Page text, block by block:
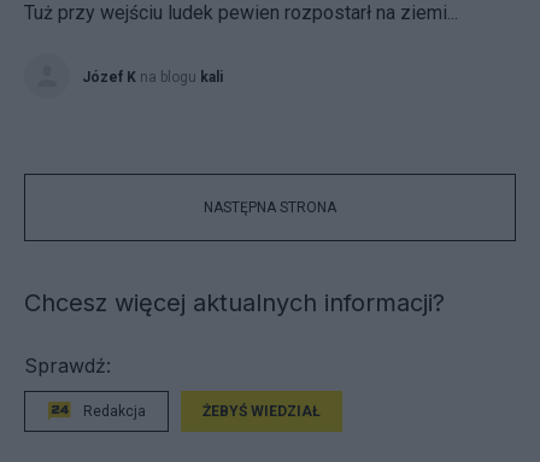
Tuż przy wejściu ludek pewien rozpostarł na ziemi...
Józef K na blogu kali
NASTĘPNA STRONA
Chcesz więcej aktualnych informacji?
Sprawdź:
Redakcja ŻEBYŚ WIEDZIAŁ